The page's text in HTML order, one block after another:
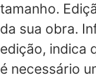
tamanho.
da sua obra.
edição, indica
é necessário